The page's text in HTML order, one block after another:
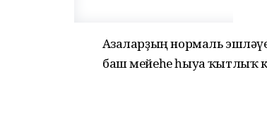
Ағзаларҙың нормаль
баш мейеһе һыуға ҡытлыҡ